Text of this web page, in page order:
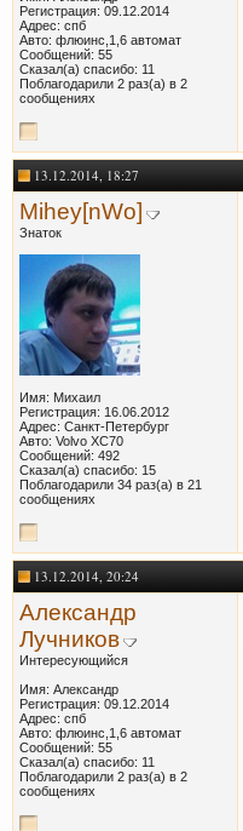
Регистрация: 09.12.2014
Адрес: спб
Авто: флюинс,1,6 автомат
Сообщений: 55
Сказал(а) спасибо: 11
Поблагодарили 2 раз(а) в 2
сообщениях
13.12.2014, 18:27
Mihey[nWo]
Знаток
Имя: Михаил
Регистрация: 16.06.2012
Адрес: Санкт-Петербург
Авто: Volvo XC70
Сообщений: 492
Сказал(а) спасибо: 15
Поблагодарили 34 раз(а) в 21
сообщениях
13.12.2014, 20:24
Александр
Лучников
Интересующийся
Имя: Александр
Регистрация: 09.12.2014
Адрес: спб
Авто: флюинс,1,6 автомат
Сообщений: 55
Сказал(а) спасибо: 11
Поблагодарили 2 раз(а) в 2
сообщениях